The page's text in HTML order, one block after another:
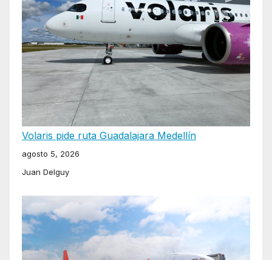
Volaris pide ruta Guadalajara Medellín
agosto 5, 2026
Juan Delguy